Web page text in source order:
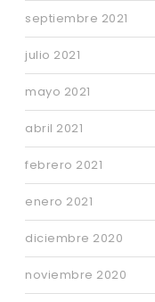
septiembre 2021
julio 2021
mayo 2021
abril 2021
febrero 2021
enero 2021
diciembre 2020
noviembre 2020